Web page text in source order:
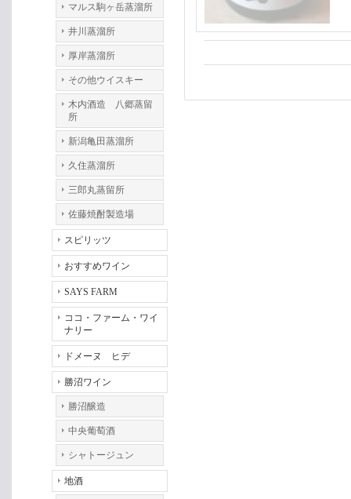
マルス駒ヶ岳蒸溜所
井川蒸溜所
厚岸蒸溜所
その他ウイスキー
木内酒造 八郷蒸留
所
新潟亀田蒸溜所
久住蒸溜所
三郎丸蒸留所
佐藤焼酎製造場
スピリッツ
おすすめワイン
SAYS FARM
ココ・ファーム・ワイ
ナリー
ドメーヌ ヒデ
勝沼ワイン
勝沼醸造
中央葡萄酒
シャトージュン
地酒